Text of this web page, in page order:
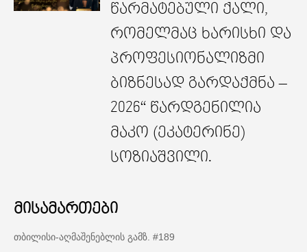
წარმატებული ქალი,
რომელმაც ხარისხი და
პროფესიონალიზმი
ბიზნესად გარდაქმნა –
2026“ წარდგენილია
მაკო (ეკატერინე)
სოზიაშვილი.
მისამართები
თბილისი-აღმაშენებლის გამზ. #189